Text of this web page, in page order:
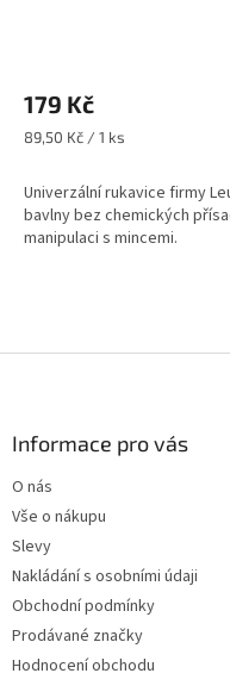
produktu
je
4,7
5
hvězdiček.
179 Kč
Měrná
89,50 Kč / 1 ks
Univerzální rukavice firmy
bavlny bez chemických
manipulaci s mincemi.
Informace pro vás
O nás
Vše o nákupu
Slevy
Nakládání s osobními údaji
Obchodní podmínky
Prodávané značky
Hodnocení obchodu